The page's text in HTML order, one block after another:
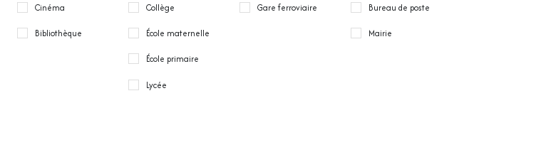
Cinéma
Bibliothèque
Collège
École maternelle
École primaire
Lycée
Gare ferroviaire Bureau de poste
Mairie